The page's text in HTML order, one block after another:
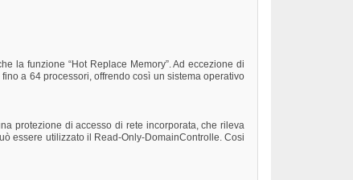
la funzione “Hot Replace Memory”. Ad eccezione di
a 64 processori, offrendo così un sistema operativo
protezione di accesso di rete incorporata, che rileva
essere utilizzato il Read-Only-DomainControlle. Cosi